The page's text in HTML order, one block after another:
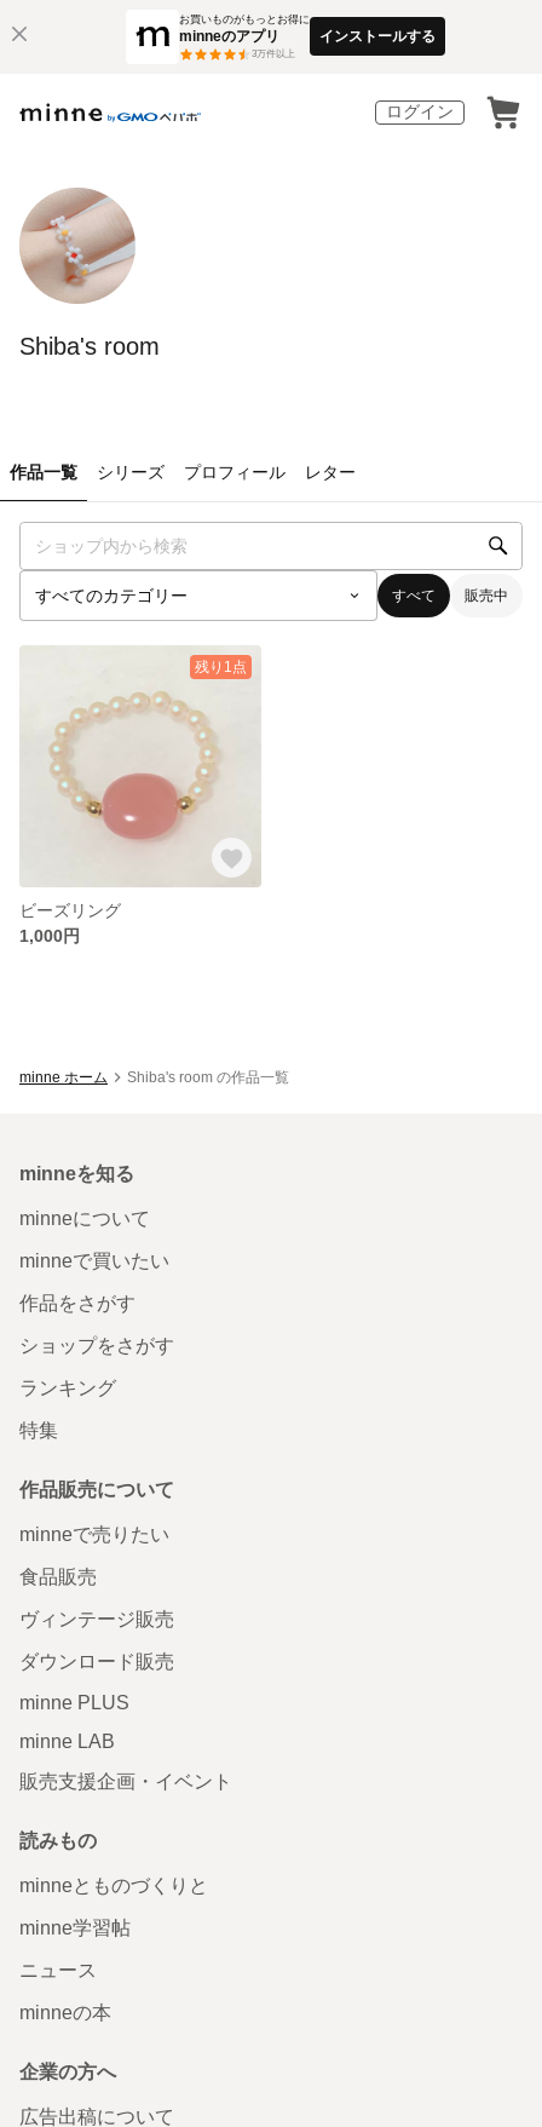
お買いものがもっとお得に
minneのアプリ
3万件以上
インストールする
ログイン
Shiba's room
作品一覧 シリーズ プロフィール レター
すべて 販売中
残り1点
ビーズリング
1,000円
minne ホーム Shiba's room の作品一覧
minneを知る
minneについて
minneで買いたい
作品をさがす
ショップをさがす
ランキング
特集
作品販売について
minneで売りたい
食品販売
ヴィンテージ販売
ダウンロード販売
minne PLUS
minne LAB
販売支援企画・イベント
読みもの
minneとものづくりと
minne学習帖
ニュース
minneの本
企業の方へ
広告出稿について